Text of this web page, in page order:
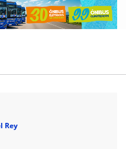
Rey